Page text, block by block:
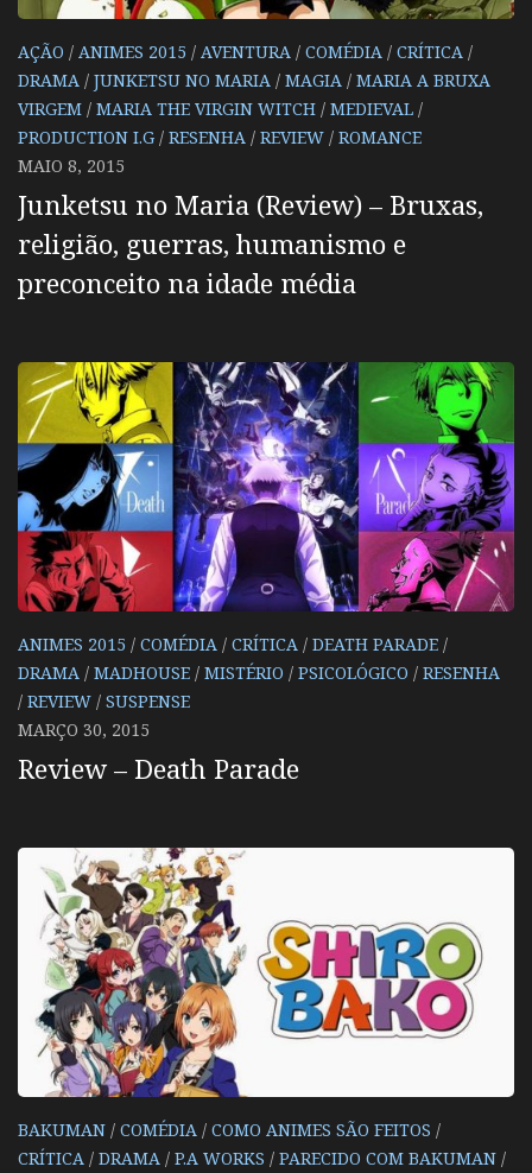
AÇÃO / ANIMES 2015 / AVENTURA / COMÉDIA / CRÍTICA /
DRAMA / JUNKETSU NO MARIA / MAGIA / MARIA A BRUXA
VIRGEM / MARIA THE VIRGIN WITCH / MEDIEVAL /
PRODUCTION I.G / RESENHA / REVIEW / ROMANCE
MAIO 8, 2015
Junketsu no Maria (Review) – Bruxas,
religião, guerras, humanismo e
preconceito na idade média
ANIMES 2015 / COMÉDIA / CRÍTICA / DEATH PARADE /
DRAMA / MADHOUSE / MISTÉRIO / PSICOLÓGICO / RESENHA
/ REVIEW / SUSPENSE
MARÇO 30, 2015
Review – Death Parade
BAKUMAN / COMÉDIA / COMO ANIMES SÃO FEITOS /
CRÍTICA / DRAMA / P.A WORKS / PARECIDO COM BAKUMAN /